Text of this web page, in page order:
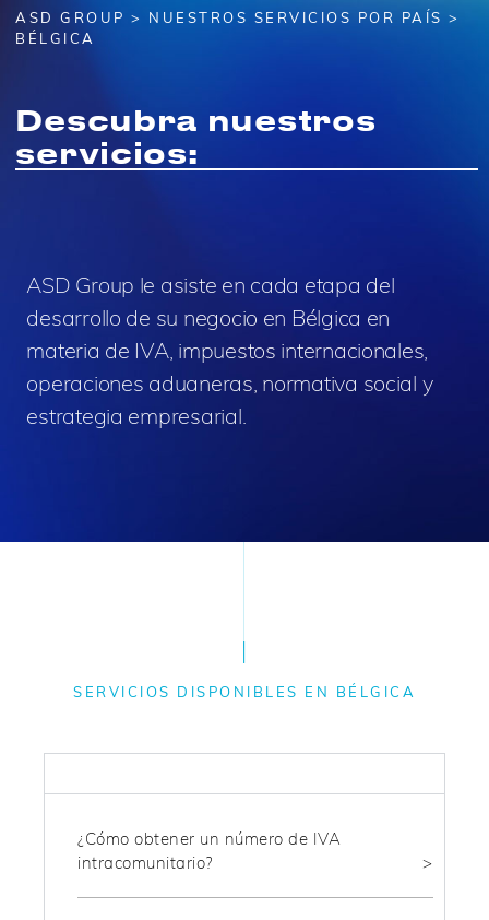
ASD GROUP > NUESTROS SERVICIOS POR PAÍS >
BÉLGICA
Descubra nuestros
servicios:
ASD Group le asiste en cada etapa del
desarrollo de su negocio en Bélgica en
materia de IVA, impuestos internacionales,
operaciones aduaneras, normativa social y
estrategia empresarial.
SERVICIOS DISPONIBLES EN BÉLGICA
¿Cómo obtener un número de IVA
intracomunitario?